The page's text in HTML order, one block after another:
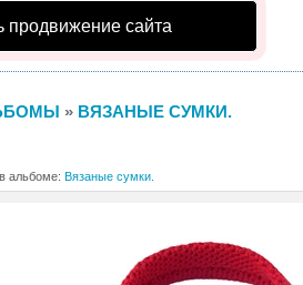
продвижение сайта
» ВЯЗАНЫЕ СУМКИ.
альбоме: Вязаные сумки.